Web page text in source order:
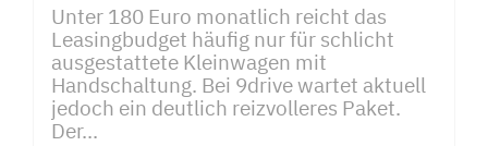
Unter 180 Euro monatlich reicht das
Leasingbudget häufig nur für schlicht
ausgestattete Kleinwagen mit
Handschaltung. Bei 9drive wartet aktuell
jedoch ein deutlich reizvolleres Paket.
Der...